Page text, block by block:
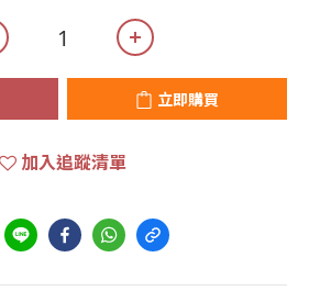
立即購買
加入追蹤清單